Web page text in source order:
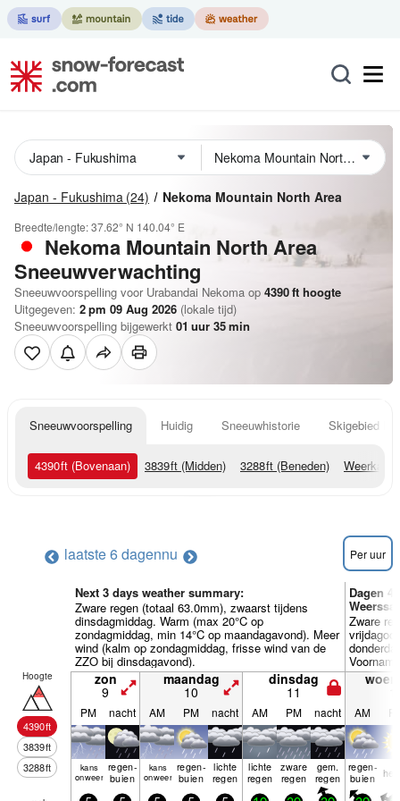
Japan - Fukushima (24) Nekoma Mountain North Area
Breedte/lengte:37.62° N 140.04° E
Nekoma Mountain North Area
Sneeuwverwachting
Sneeuwvoorspelling voor Urabandai Nekoma op 4390ft hoogte
Uitgegeven: 2 pm 09 Aug 2026 (lokale tijd)
Sneeuwvoorspelling bijgewerkt 01 uur 35min
Sneeuwvoorspelling Huidig Sneeuwhistorie Skigebied
4390ft (Bovenaan) 3839ft (Midden) 3288ft (Beneden)
laatste 6 dagennu Per uur
Next 3 days weather summary:
Zware regen (totaal 63.0mm), zwaarst tijdens
dinsdagmiddag. Warm (max 20°C op
zondagmiddag, min 14°C op maandagavond). Meer
wind (kalm op zondagmiddag, frisse wind van de
ZZO bij dinsdagavond).
Dagen
Zware
Hoogte
4390ft
3839ft
3288ft
zon
9
maandag
10
dinsdag
11
PM nacht AM PM nacht AM PM nacht AM
kans
onweer
regen­
buien
kans
onweer
regen­
buien
lichte
regen
lichte
regen
zware
regen
gem.
regen
regen­
buien